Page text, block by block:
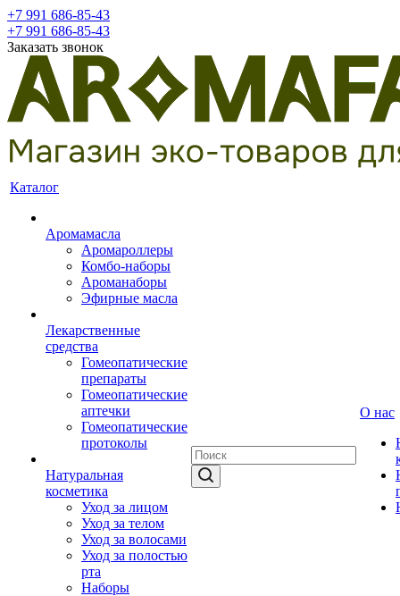
+7 991 686-85-43
+7 991 686-85-43
Заказать звонок
Каталог
Аромамасла
Аромароллеры
Комбо-наборы
Ароманаборы
Эфирные масла
Лекарственные
средства
Гомеопатические
препараты
Гомеопатические
аптечки
Гомеопатические
протоколы
Натуральная
косметика
Уход за лицом
Уход за телом
Уход за волосами
Уход за полостью
рта
Наборы
О нас